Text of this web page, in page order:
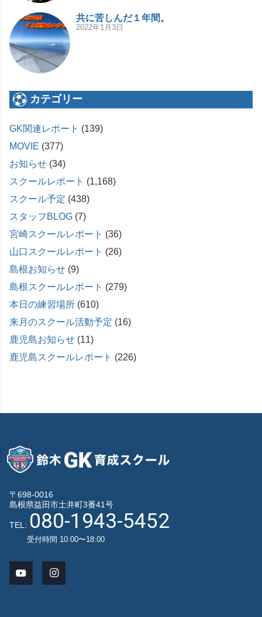
共に苦しんだ１年間。
2022年1月3日
カテゴリー
GK関連レポート (139)
MOVIE (377)
お知らせ (34)
スクールレポート (1,168)
スクール予定 (438)
スタッフBLOG (7)
宮崎スクールレポート (36)
山口スクールレポート (26)
島根お知らせ (9)
島根スクールレポート (279)
本日の練習場所 (610)
来月のスクール活動予定 (16)
鹿児島お知らせ (11)
鹿児島スクールレポート (226)
〒698-0016
島根県益田市土井町3番41号
TEL: 080-1943-5452
受付時間 10:00〜18:00